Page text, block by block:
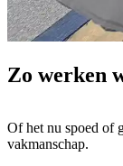
Zo werken
Of het nu spoed of
vakmanschap.